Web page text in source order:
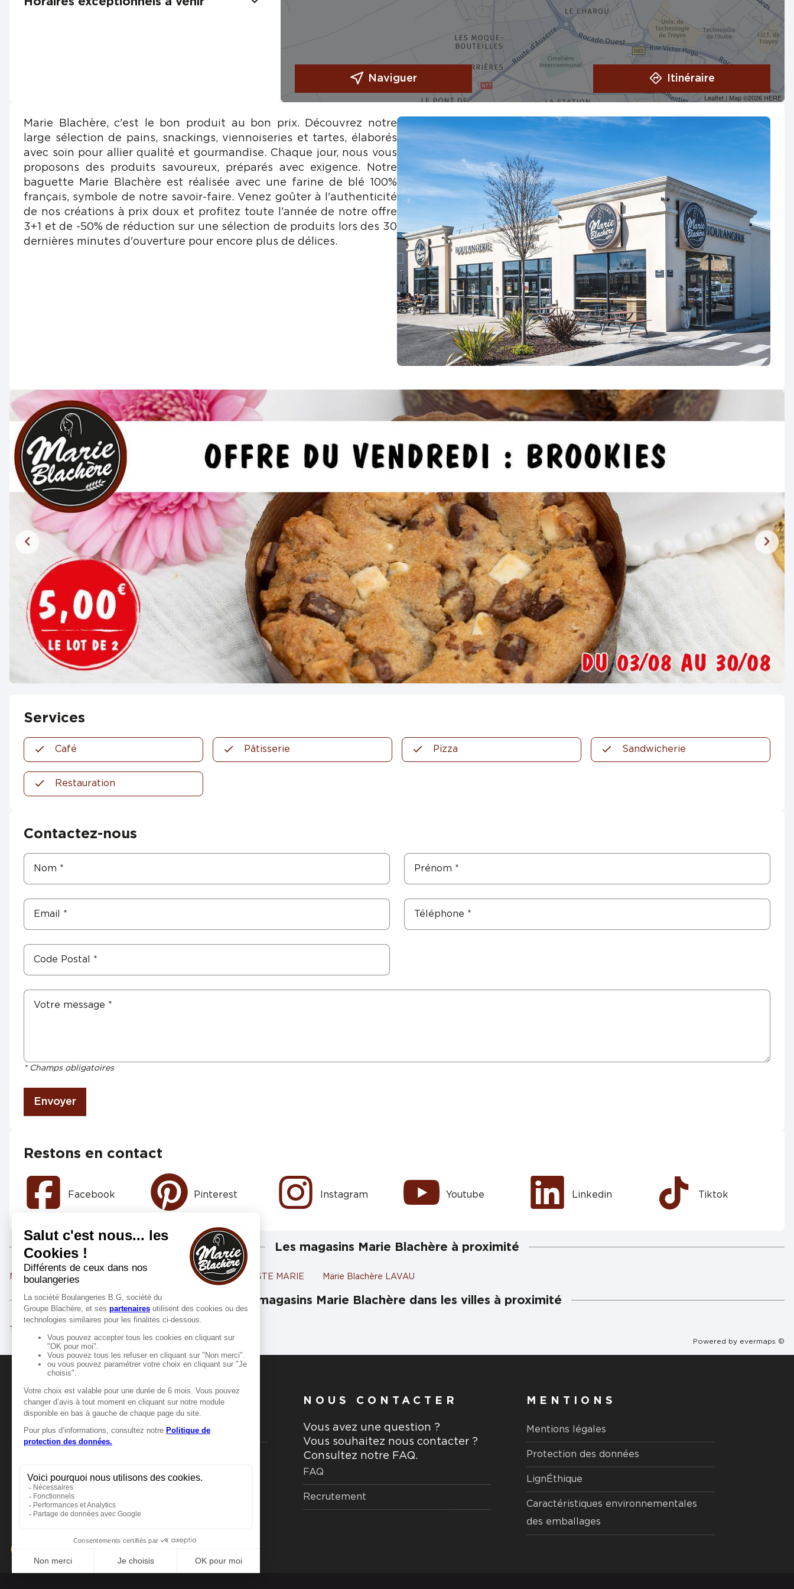
Leaflet | Map ©2026 HERE
Naviguer Itinéraire
Marie Blachère, c'est le bon produit au bon prix. Découvrez notre
large sélection de pains, snackings, viennoiseries et tartes, élaborés
avec soin pour allier qualité et gourmandise. Chaque jour, nous vous
proposons des produits savoureux, préparés avec exigence. Notre
baguette Marie Blachère est réalisée avec une farine de blé 100%
français, symbole de notre savoir-faire. Venez goûter à l'authenticité
de nos créations à prix doux et profitez toute l'année de notre offre
3+1 et de -50% de réduction sur une sélection de produits lors des 30
dernières minutes d'ouverture pour encore plus de délices.
Services
Café Pâtisserie Pizza Sandwicherie
Restauration
Contactez-nous
* Champs obligatoires
Envoyer
Restons en contact
Facebook Pinterest Instagram Youtube Linkedin Tiktok
Les magasins Marie Blachère à proximité
Marie Blachère LA CHAPELLE ST LUC Marie Blachère PONT STE MARIE Marie Blachère LAVAU
Les magasins Marie Blachère dans les villes à proximité
Powered by evermaps ©
MANGER-BOUGER
Manger-Bouger.fr
NOUS CONTACTER
Vous avez une question ?
Vous souhaitez nous contacter ?
Consultez notre FAQ.
FAQ
Recrutement
MENTIONS
Mentions légales
Protection des données
LignÉthique
Caractéristiques environnementales
des emballages